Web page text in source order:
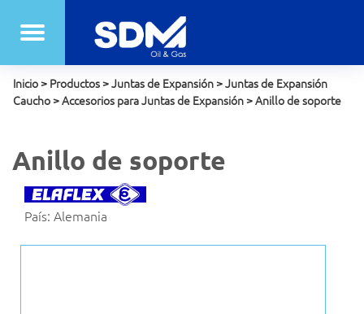
Inicio> Productos>Juntas de Expansión>Juntas de Expansión
Caucho>Accesorios para Juntas de Expansión>Anillo de soporte
Anillo de soporte
País: Alemania